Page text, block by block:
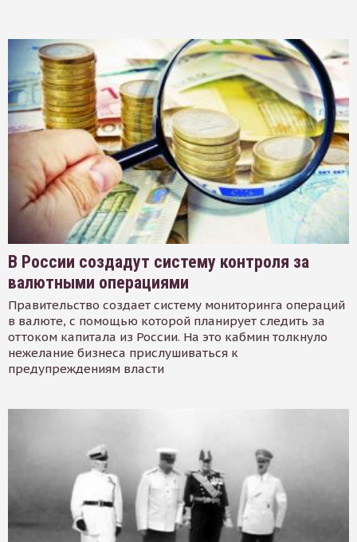
В России создадут систему контроля за
валютными операциями
Правительство создает систему мониторинга операций
в валюте, с помощью которой планирует следить за
оттоком капитала из России. На это кабмин толкнуло
нежелание бизнеса прислушиваться к
предупреждениям власти